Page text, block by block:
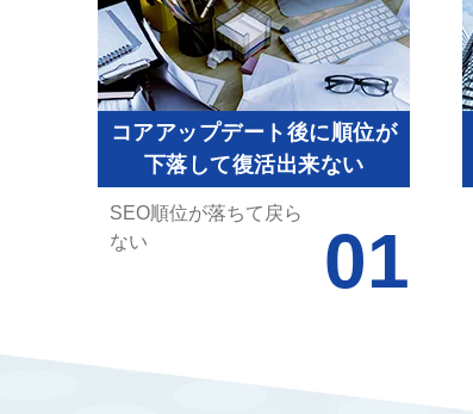
コアアップデート後に順位が
下落して復活出来ない
SEO順位が落ちて戻ら
ない